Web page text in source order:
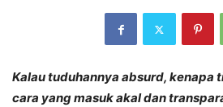
Kalau tuduhannya absurd, kenapa
cara yang masuk akal dan